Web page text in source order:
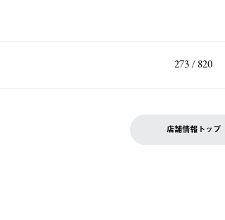
273 / 820
店舗情報トップ